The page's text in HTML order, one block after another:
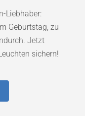
Liebhaber:
Geburtstag, zu
Jetzt
sichern!